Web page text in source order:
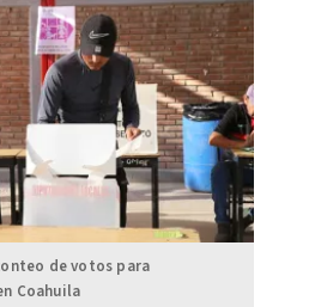
de votos para
Coahuila